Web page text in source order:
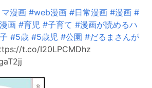
漫画 #web漫画 #日常漫画 #漫画 #
画 #育児 #子育て #漫画が読めるハ
#5歳 #5歳児 #公園 #だるまさんが
t.co/I20LPCMDhz